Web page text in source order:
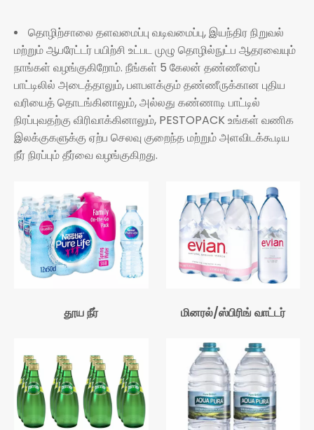
தொழிற்சாலை தளவமைப்பு வடிவமைப்பு, இயந்திர நிறுவல்
மற்றும் ஆபரேட்டர் பயிற்சி உட்பட முழு தொழில்நுட்ப ஆதரவையும்
நாங்கள் வழங்குகிறோம். நீங்கள் 5 கேலன் தண்ணீரைப்
பாட்டிலில் அடைத்தாலும், பளபளக்கும் தண்ணீருக்கான புதிய
வரியைத் தொடங்கினாலும், அல்லது கண்ணாடி பாட்டில்
நிரப்புவதற்கு விரிவாக்கினாலும், PESTOPACK உங்கள் வணிக
இலக்குகளுக்கு ஏற்ப செலவு குறைந்த மற்றும் அளவிடக்கூடிய
நீர் நிரப்பும் தீர்வை வழங்குகிறது.
தூய நீர் மினரல்/ஸ்பிரிங் வாட்டர்